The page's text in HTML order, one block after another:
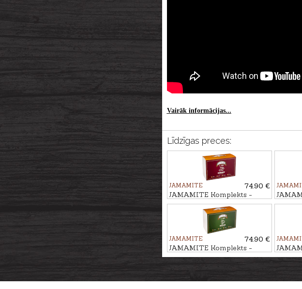
Vairāk informācijas...
Līdzīgas preces:
JAMAMITE
74.90 €
JAMAMITE Komplekts -
atraktants ĶIRSIS, 6gb
JAMAMITE
74.90 €
JAMAMITE Komplekts -
atraktants ĀBOLS, 6gb